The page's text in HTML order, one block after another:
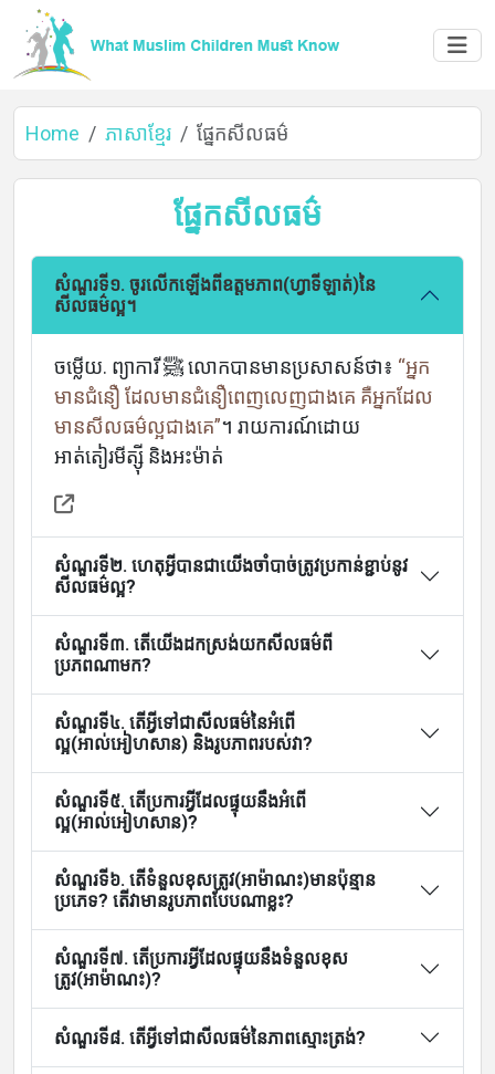
Home
About
Languages
Home ភាសាខ្មែរ ផ្នែកសីលធម៌
ផ្នែកសីលធម៌
សំណួរទី១. ចូរលើកឡើងពីឧត្តមភាព(ហ្វាទីឡាត់)នៃ
សីលធម៌ល្អ។
ចម្លើយ. ព្យាការី ﷺ លោកបានមានប្រសាសន៍ថា៖ “អ្នក
មានជំនឿ ដែលមានជំនឿពេញលេញជាងគេ គឺអ្នកដែល
មានសីលធម៌ល្អជាងគេ”។ រាយការណ៍ដោយ
អាត់តៀរមីត្ស៊ី និងអះម៉ាត់
សំណួរទី២. ហេតុអ្វីបានជាយើងចាំបាច់ត្រូវប្រកាន់ខ្ជាប់នូវ
សីលធម៌ល្អ?
សំណួរទី៣. តើយើងដកស្រង់យកសីលធម៌ពី
ប្រភពណាមក?
សំណួរទី៤. តើអ្វីទៅជាសីលធម៌នៃអំពើ
ល្អ(អាល់អៀហសាន) និងរូបភាពរបស់វា?
សំណួរទី៥. តើប្រការអ្វីដែលផ្ទុយនឹងអំពើ
ល្អ(អាល់អៀហសាន)?
សំណួរទី៦. តើទំនួលខុសត្រូវ(អាម៉ាណះ)មានប៉ុន្មាន
ប្រភេទ? តើវាមានរូបភាពបែបណាខ្លះ?
សំណួរទី៧. តើប្រការអ្វីដែលផ្ទុយនឹងទំនួលខុស
ត្រូវ(អាម៉ាណះ)?
សំណួរទី៨. តើអ្វីទៅជាសីលធម៌នៃភាពស្មោះត្រង់?